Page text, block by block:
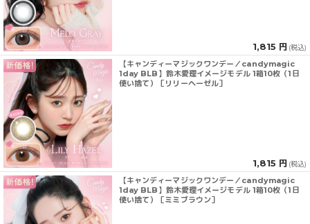
1,815 円 (税込)
【キャンディーマジックワンデー／candymagic
1day BLB】鈴木愛理イメージモデル 1箱10枚（1日
使い捨て）［リリーヘーゼル］
1,815 円 (税込)
【キャンディーマジックワンデー／candymagic
1day BLB】鈴木愛理イメージモデル 1箱10枚（1日
使い捨て）［ミミブラウン］